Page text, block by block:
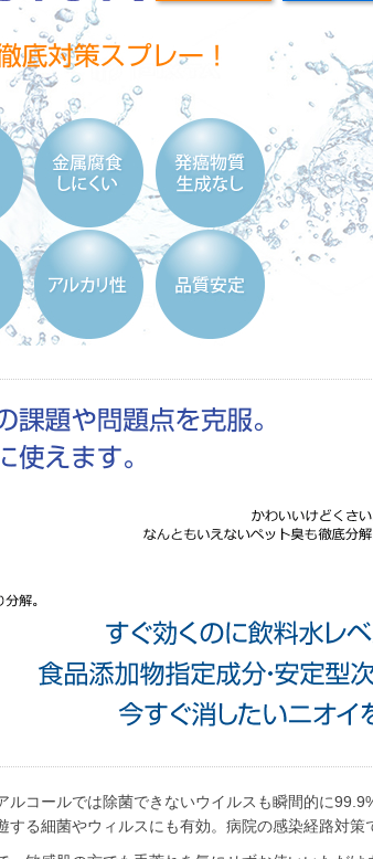
ルコールでは除菌できないウイルスも瞬間的に
る細菌やウィルスにも有効。病院の感染経路対策